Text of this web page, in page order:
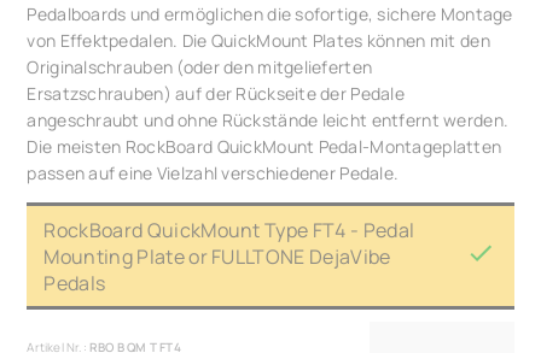
Pedalboards und ermöglichen die sofortige, sichere Montage
von Effektpedalen. Die QuickMount Plates können mit den
Originalschrauben (oder den mitgelieferten
Ersatzschrauben) auf der Rückseite der Pedale
angeschraubt und ohne Rückstände leicht entfernt werden.
Die meisten RockBoard QuickMount Pedal-Montageplatten
passen auf eine Vielzahl verschiedener Pedale.
RockBoard QuickMount Type FT4 - Pedal
Mounting Plate or FULLTONE DejaVibe
Pedals
Artikel Nr.: RBO B QM T FT4